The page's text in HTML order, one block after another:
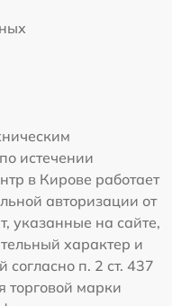
истечении
в Кирове работает
авторизации от
указанные на сайте,
характер и
согласно п. 2 ст. 437
торговой марки